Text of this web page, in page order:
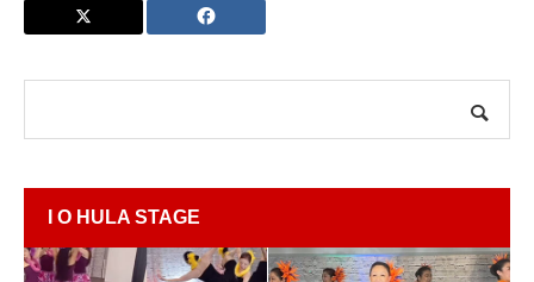
I O HULA STAGE